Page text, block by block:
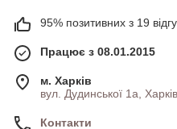
95% позитивних з 19
Працює з 08.01.2015
м. Харків
вул. Дудинської 1а,
Контакти